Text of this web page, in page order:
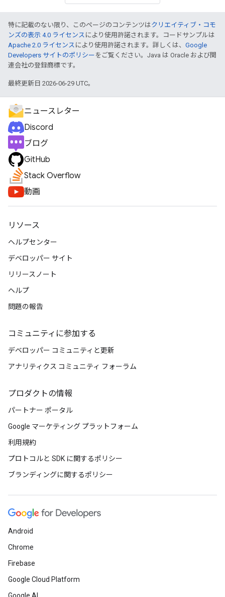
特に記載のない限り、このページのコンテンツはクリエイティブ・コモ
ンズの表示 4.0 ライセンス により使用許諾されます。コードサンプルは
Apache 2.0 ライセンス により使用許諾されます。詳しくは、 Google
Developers サイトのポリシー をご覧ください。Java は Oracle および関
連会社の登録商標です。
最終更新日 2026-06-29 UTC。
ニュースレター
Discord
ブログ
GitHub
Stack Overflow
動画
リソース
ヘルプセンター
デベロッパー サイト
リリースノート
ヘルプ
問題の報告
コミュニティに参加する
デベロッパー コミュニティと更新
アナリティクス コミュニティ フォーラム
プロダクトの情報
パートナー ポータル
Google マーケティング プラットフォーム
利用規約
プロトコルと SDK に関するポリシー
ブランディングに関するポリシー
Android
Chrome
Firebase
Google Cloud Platform